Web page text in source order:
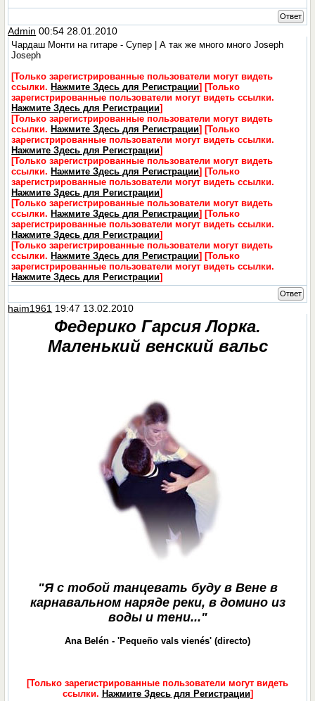
Ответ
Admin 00:54 28.01.2010
Чардаш Монти на гитаре - Супер | А так же много много Joseph
Joseph
[Только зарегистрированные пользователи могут видеть
ссылки. Нажмите Здесь для Регистрации] [Только
зарегистрированные пользователи могут видеть ссылки.
Нажмите Здесь для Регистрации]
[Только зарегистрированные пользователи могут видеть
ссылки. Нажмите Здесь для Регистрации] [Только
зарегистрированные пользователи могут видеть ссылки.
Нажмите Здесь для Регистрации]
[Только зарегистрированные пользователи могут видеть
ссылки. Нажмите Здесь для Регистрации] [Только
зарегистрированные пользователи могут видеть ссылки.
Нажмите Здесь для Регистрации]
[Только зарегистрированные пользователи могут видеть
ссылки. Нажмите Здесь для Регистрации] [Только
зарегистрированные пользователи могут видеть ссылки.
Нажмите Здесь для Регистрации]
[Только зарегистрированные пользователи могут видеть
ссылки. Нажмите Здесь для Регистрации] [Только
зарегистрированные пользователи могут видеть ссылки.
Нажмите Здесь для Регистрации]
Ответ
haim1961 19:47 13.02.2010
Федерико Гарсия Лорка.
Маленький венский вальс
"Я с тобой танцевать буду в Вене в
карнавальном наряде реки, в домино из
воды и тени..."
Ana Belén - 'Pequeño vals vienés' (directo)
[Только зарегистрированные пользователи могут видеть
ссылки. Нажмите Здесь для Регистрации]